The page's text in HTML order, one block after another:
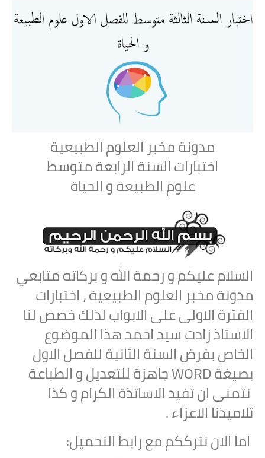
مدونة مخبر العلوم الطبيعية
اختبارات السنة الرابعة متوسط
علوم الطبيعة و الحياة
السلام عليكم و رحمة الله و بركاته متابعي
مدونة مخبر العلوم الطبيعية ، اختبارات
الفترة الاولى على الابواب لذلك خصص لنا
الاستاذ زادت سيد احمد هذا الموضوع
الخاص بفرض السنة الثانية للفصل الاول
بصيغة WORD جاهزة للتعديل و الطباعة
نتمنى ان تفيد الاساتذة الكرام و كذا
تلاميذنا الاعزاء .
اما الان نترككم مع رابط التحميل: